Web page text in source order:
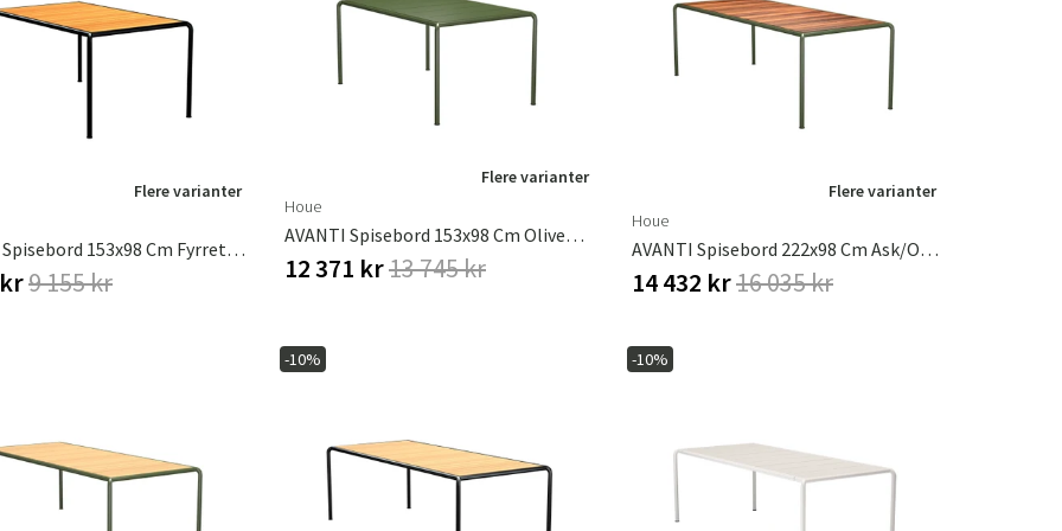
Hængestole
Haveredskaber
Entrémøbler
Produkter til vedligeholdelse
Badeværelsestæpper
Småopbevaring Badeværelsesindretning
Flere varianter
AVANTI Spisebord 153x98 Cm Fyrretræ/sort
9 155 kr
Flere varianter
Houe
AVANTI Spisebord 153x98 Cm Olivengrøn
12 371 kr13 745 kr
Flere varianter
Houe
AVANTI Spisebord 222x98 Cm Ask/olivengrøn
14 432 kr16 035 kr
-10% -10%